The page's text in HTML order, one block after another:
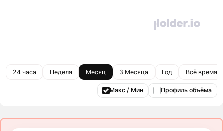
24 часа Неделя Месяц 3 Месяца Год Всё время
Макс / Мин Профиль объёма